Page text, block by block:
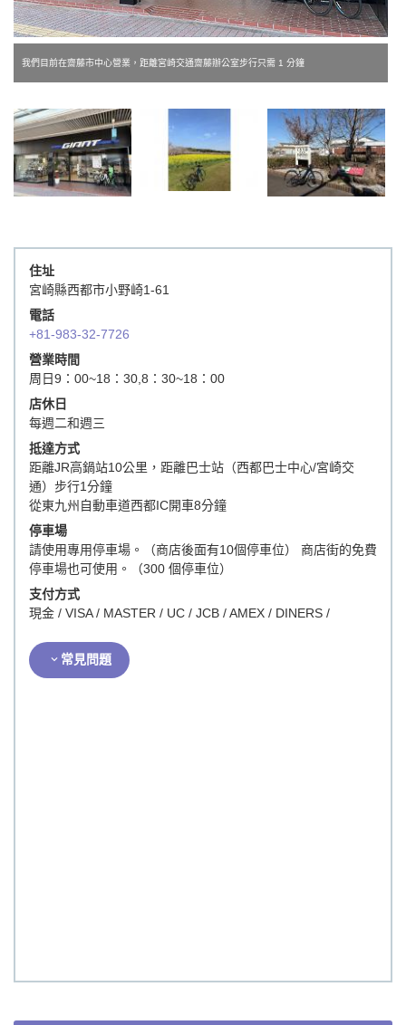
我們目前在齋藤市中心營業，距離宮崎交通齋藤辦公室步行只需 1 分鐘
住址
宮崎縣西都市小野崎1-61
電話
+81-983-32-7726
營業時間
周日9：00~18：30,8：30~18：00
店休日
每週二和週三
抵達方式
距離JR高鍋站10公里，距離巴士站（西都巴士中心/宮崎交
通）步行1分鐘
從東九州自動車道西都IC開車8分鐘
停車場
請使用專用停車場。（商店後面有10個停車位） 商店街的免費
停車場也可使用。（300 個停車位）
支付方式
現金 / VISA / MASTER / UC / JCB / AMEX / DINERS /
常見問題